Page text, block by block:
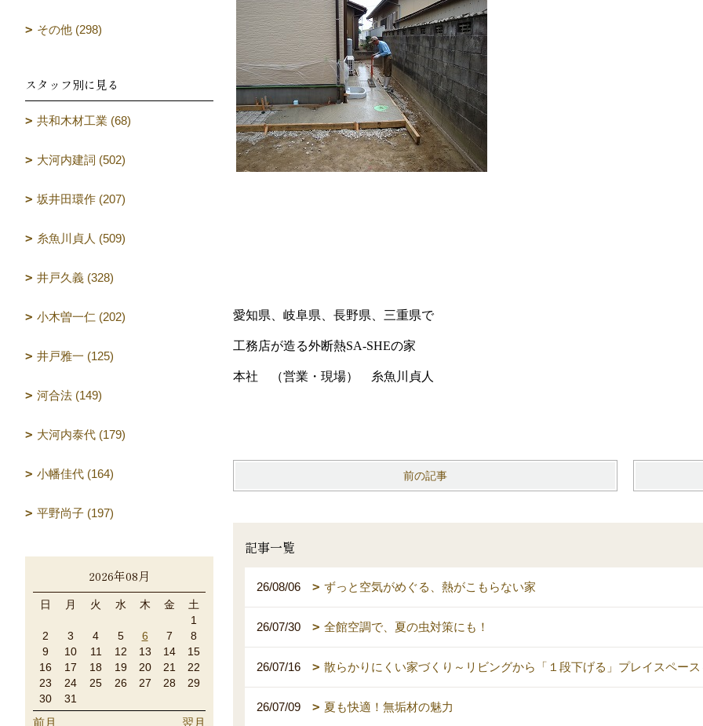
愛知県、岐阜県、長野県、三重県で
工務店が造る外断熱SA-SHEの家
本社 （営業・現場） 糸魚川貞人
前の記事
記事一覧
26/08/06 ずっと空気がめぐる、熱がこもらない家
26/07/30 全館空調で、夏の虫対策にも！
26/07/16 散らかりにくい家づくり～リビングから「１段下げる」プレイスペース
26/07/09 夏も快適！無垢材の魅力
その他 (298)
スタッフ別に見る
共和木材工業 (68)
大河内建詞 (502)
坂井田環作 (207)
糸魚川貞人 (509)
井戸久義 (328)
小木曽一仁 (202)
井戸雅一 (125)
河合法 (149)
大河内泰代 (179)
小幡佳代 (164)
平野尚子 (197)
2026年08月
日 月 火 水 木 金
土
1
2
3 4 5 6 7
8
9
10 11 12 13 14
15
16
17 18 19 20 21
22
23
24 25 26 27 28
29
30
31
前月 翌月